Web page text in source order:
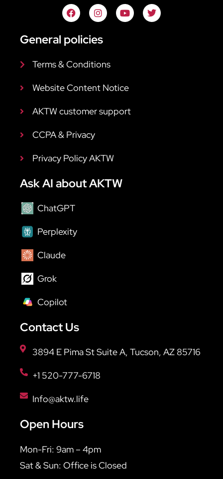
General policies
Terms & Conditions
Website Content Notice
AKTW customer support
CCPA & Privacy
Privacy Policy AKTW
Ask AI about AKTW
ChatGPT
Perplexity
Claude
Grok
Copilot
Contact Us
3894 E Pima St Suite A, Tucson, AZ 85716
+1 520-777-6718
Info@aktw.life
Open Hours
Mon-Fri: 9am – 4pm
Sat & Sun: Office is Closed